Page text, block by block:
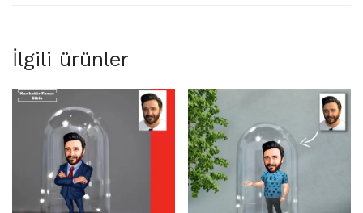
İlgili ürünler